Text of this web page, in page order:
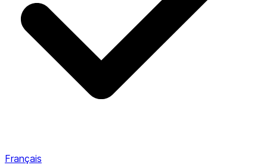
Français